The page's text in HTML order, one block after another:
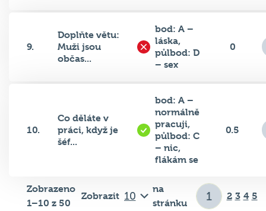
9.
Doplňte větu:
Muži jsou
občas...
bod: A –
láska,
půlbod: D
– sex
0
10.
Co děláte v
práci, když je
šéf...
bod: A –
normálně
pracuji,
půlbod: C
– nic,
flákám se
0.5
Zobrazeno
1–10 z 50
Zobrazit
na
stránku
2 3 4 5